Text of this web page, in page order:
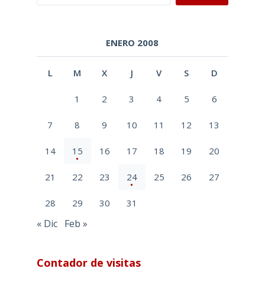
ENERO 2008
L M X J V S D
1 2 3 4 5 6
7 8 9 10 11 12 13
14 15 16 17 18 19 20
21 22 23 24 25 26 27
28 29 30 31
« Dic Feb »
Contador de visitas